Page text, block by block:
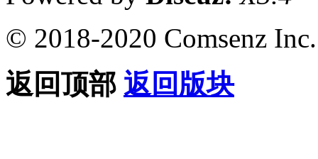
© 2018-2020 Comsenz Inc.
返回顶部 返回版块